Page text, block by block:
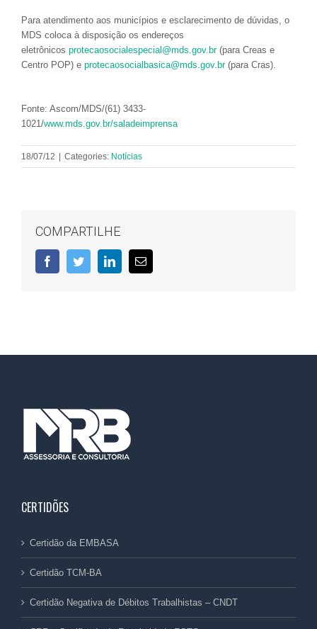
Para atendimento aos municípios e esclarecimento de dúvidas, o
MDS coloca à disposição os endereços
eletrônicos protecaosocialespecial@mds.gov.br(para Creas e
Centro POP) e protecaosocialbasica@mds.gov.br(para Cras).
Fonte: Ascom/MDS/(61) 3433-
1021/www.mds.gov.br/saladeimprensa
18/07/12 Categories: Notícias
COMPARTILHE
FacebookTwitterLinkedIn
E-
mail
CERTIDÕES
Certidão da EMBASA
Certidão TCM-BA
Certidão Negativa de Débitos Trabalhistas – CNDT